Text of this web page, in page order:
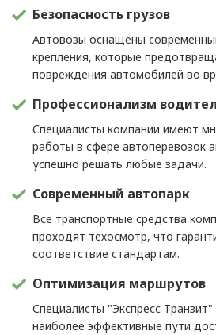
Безопасность грузов
Автовозы оснащены
крепления, которые
повреждения автомобилей во
Профессионализм
Специалисты компании имеют
работы в сфере автоперевозок
успешно решать любые задачи.
Современный автопарк
Все транспортные средства
проходят техосмотр, что
соответствие стандартам.
Оптимизация маршрутов
Специалисты "Экспресс
наиболее эффективные пути